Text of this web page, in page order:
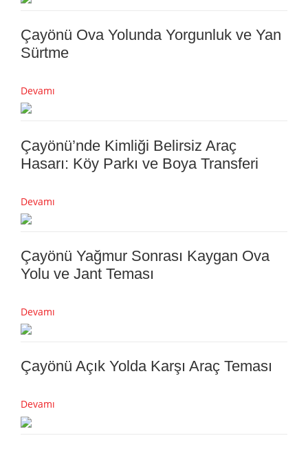
Çayönü Ova Yolunda Yorgunluk ve Yan
Sürtme
Devamı
Çayönü’nde Kimliği Belirsiz Araç
Hasarı: Köy Parkı ve Boya Transferi
Devamı
Çayönü Yağmur Sonrası Kaygan Ova
Yolu ve Jant Teması
Devamı
Çayönü Açık Yolda Karşı Araç Teması
Devamı